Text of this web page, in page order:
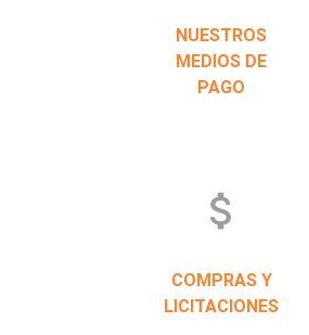
NUESTROS
MEDIOS DE
PAGO
attach_money
COMPRAS Y
LICITACIONES